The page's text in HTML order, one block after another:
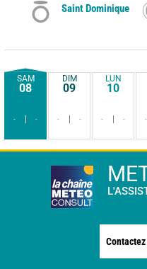
Saint Dominique
SAM
08
- -
DIM
09
- -
LUN
10
- - -